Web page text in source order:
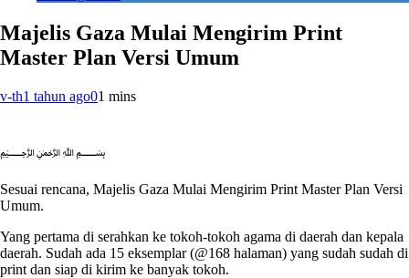
Majelis Gaza Mulai Mengirim Print
Master Plan Versi Umum
v-th1 tahun ago01 mins
﷽
Sesuai rencana, Majelis Gaza Mulai Mengirim Print Master Plan Versi
Umum.
Yang pertama di serahkan ke tokoh-tokoh agama di daerah dan kepala
daerah. Sudah ada 15 eksemplar (@168 halaman) yang sudah sudah di
print dan siap di kirim ke banyak tokoh.